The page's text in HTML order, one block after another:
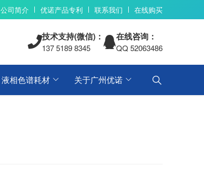
公司简介 优诺产品专利 联系我们 在线购买
技术支持(微信)：
137 5189 8345
在线咨询：
QQ 52063486
液相色谱耗材 关于广州优诺